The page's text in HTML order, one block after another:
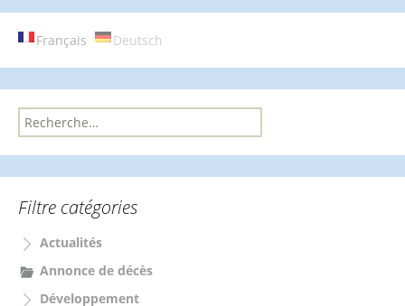
Français Deutsch
R
e
c
h
r
h
e
Filtre catégories
Actualités
Annonce de décès
Développement